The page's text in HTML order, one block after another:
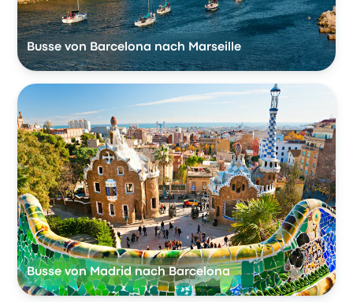
Busse von Barcelona nach Marseille
Busse von Madrid nach Barcelona